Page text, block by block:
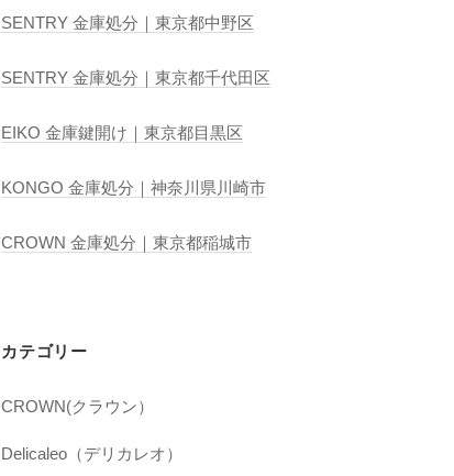
SENTRY 金庫処分｜東京都中野区
SENTRY 金庫処分｜東京都千代田区
EIKO 金庫鍵開け｜東京都目黒区
KONGO 金庫処分｜神奈川県川崎市
CROWN 金庫処分｜東京都稲城市
カテゴリー
CROWN(クラウン）
Delicaleo（デリカレオ）